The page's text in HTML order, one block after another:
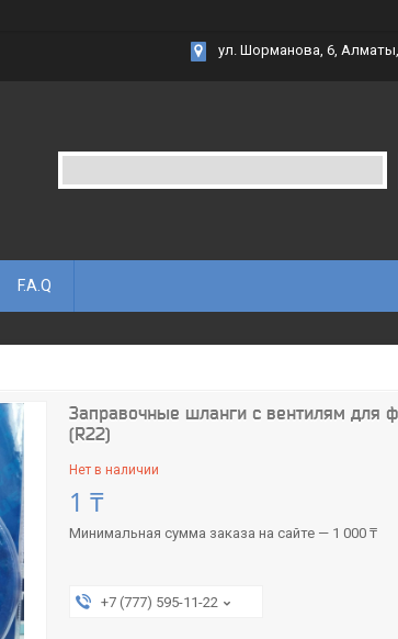
ул. Шорманова, 6, Алматы,
F.A.Q
Заправочные шланги с вентилям для
(R22)
Нет в наличии
1 ₸
Минимальная сумма заказа на сайте — 1 000 ₸
+7 (777) 595-11-22